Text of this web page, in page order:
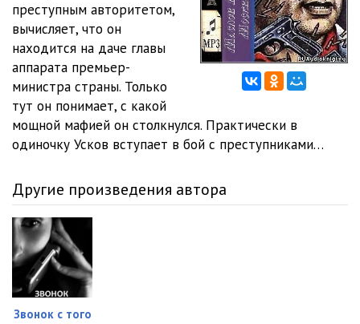
0010 10:02
0011 10:02
0012
0013
0014 10:02
0016 10:09
0017
0018
преступным авторитетом,
вычисляет, что он
находится на даче главы
аппарата премьер-
министра страны. Только
тут он понимает, с какой
мощной мафией он столкнулся. Практически в
одиночку Усков вступает в бой с преступниками…
Другие произведения автора
Звонок с того